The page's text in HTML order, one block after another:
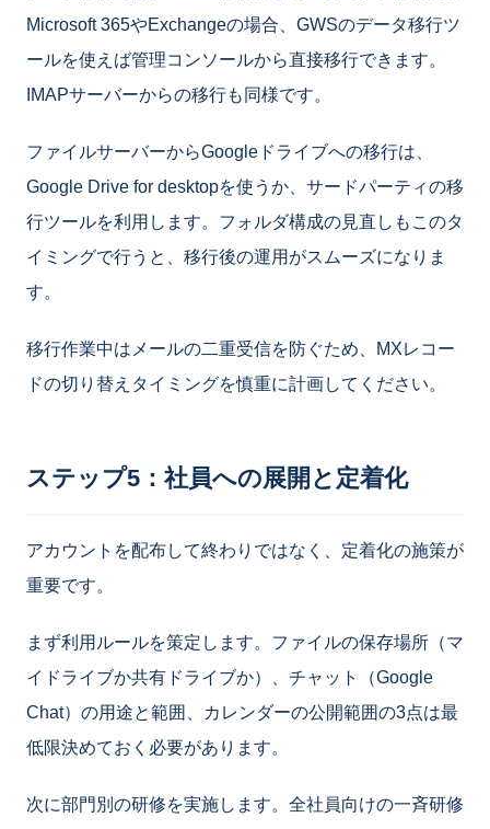
Microsoft 365やExchangeの場合、GWSのデータ移行ツ
ールを使えば管理コンソールから直接移行できます。
IMAPサーバーからの移行も同様です。
ファイルサーバーからGoogleドライブへの移行は、
Google Drive for desktopを使うか、サードパーティの移
行ツールを利用します。フォルダ構成の見直しもこのタ
イミングで行うと、移行後の運用がスムーズになりま
す。
移行作業中はメールの二重受信を防ぐため、MXレコー
ドの切り替えタイミングを慎重に計画してください。
ステップ5：社員への展開と定着化
アカウントを配布して終わりではなく、定着化の施策が
重要です。
まず利用ルールを策定します。ファイルの保存場所（マ
イドライブか共有ドライブか）、チャット（Google
Chat）の用途と範囲、カレンダーの公開範囲の3点は最
低限決めておく必要があります。
次に部門別の研修を実施します。全社員向けの一斉研修